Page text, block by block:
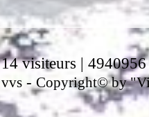
14 visiteurs | 4940956
vvs -Copyright© by